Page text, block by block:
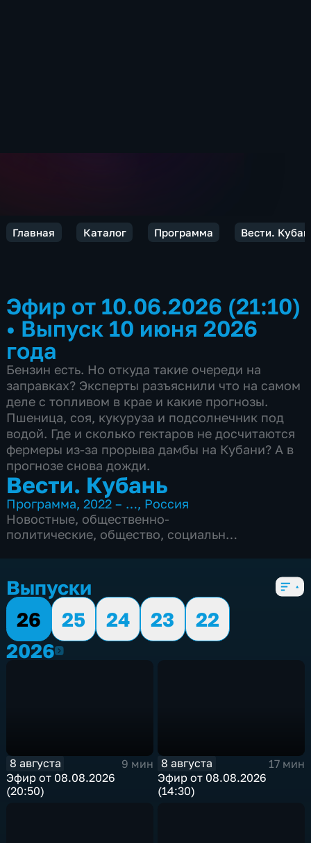
Главная Каталог Программа Вести.
Эфир от 10.06.2026 (21:10)
• Выпуск 10 июня 2026
года
Бензин есть. Но откуда такие очереди на
заправках? Эксперты разъяснили что на самом
деле с топливом в крае и какие прогнозы.
Пшеница, соя, кукуруза и подсолнечник под
водой. Где и сколько гектаров не досчитаются
фермеры из-за прорыва дамбы на Кубани? А в
прогнозе снова дожди.
Вести. Кубань
Программа,2022 – …, Россия
Новостные, общественно-
политические, общество, социально-
Выпуски
26
25 24 23
22
20262026
8 августа
9 мин
Эфир от 08.08.2026
(20:50)
8 августа
17 мин
Эфир от 08.08.2026
(14:30)